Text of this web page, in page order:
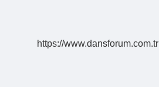
https://www.dansforum.com.tr